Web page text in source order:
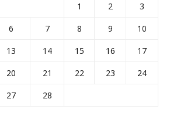
1 2
3
6 7 8 9
10
13 14 15 16
17
20 21 22 23
24
27
28